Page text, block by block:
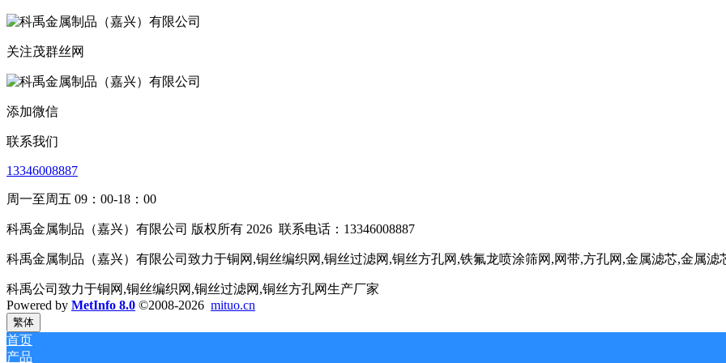
关注茂群丝网
添加微信
联系我们
13346008887
周一至周五 09：00-18：00
科禹金属制品（嘉兴）有限公司 版权所有 2026 联系电话：13346008887
科禹金属制品（嘉兴）有限公司致力于铜网,铜丝编织网,铜丝过滤网,铜丝方孔网,铁氟龙喷涂筛网,网带,方孔网,金属滤芯,金属滤
科禹公司致力于铜网,铜丝编织网,铜丝过滤网,铜丝方孔网生产厂家
Powered by MetInfo 8.0 ©2008-2026 mituo.cn
繁体
首页
产品